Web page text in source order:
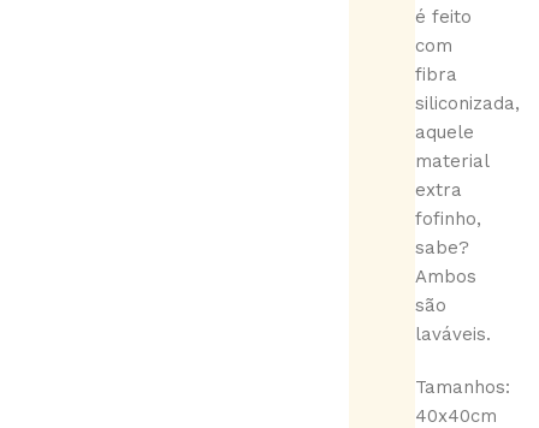
é feito
com
fibra
siliconizada,
aquele
material
extra
fofinho,
sabe?
Ambos
são
laváveis.
Tamanhos:
40x40cm